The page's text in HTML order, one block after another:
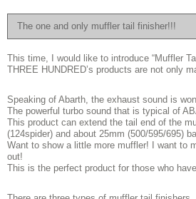
The one and only muffler tail finisher!!!
This time, I would like to introduce “Muffler
THREE HUNDRED’s products are not only
Speaking of Abarth, the exhaust sound is
The powerful turbo sound that is typical of
This product can extend the tail end of the
(124spider) and about 25mm (500/595/695)
Want to show a little more muffler! I want to
out!
This is the perfect product for those who